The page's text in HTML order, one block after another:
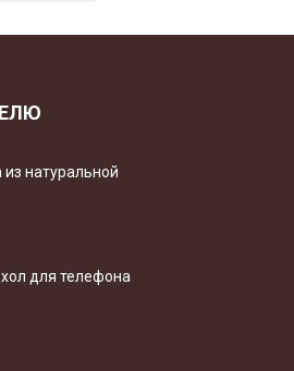
натуральной
для телефона